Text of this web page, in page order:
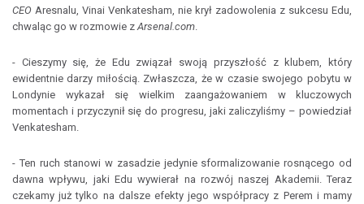
CEO Aresnalu, Vinai Venkatesham, nie krył zadowolenia z sukcesu Edu,
chwaląc go w rozmowie zArsenal.com.
- Cieszymy się, że Edu związał swoją przyszłość z klubem, który
ewidentnie darzy miłością. Zwłaszcza, że w czasie swojego pobytu w
Londynie wykazał się wielkim zaangażowaniem w kluczowych
momentach i przyczynił się do progresu, jaki zaliczyliśmy – powiedział
Venkatesham.
- Ten ruch stanowi w zasadzie jedynie sformalizowanie rosnącego od
dawna wpływu, jaki Edu wywierał na rozwój naszej Akademii. Teraz
czekamy już tylko na dalsze efekty jego współpracy z Perem i mamy